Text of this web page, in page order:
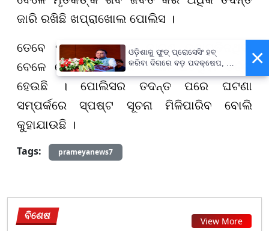
ଜାରି ରଖିଛି ଖପ୍ରାଖୋଲ ପୋଲିସ ।
ତେବେ ମୃତ୍ୟୁର ପ୍ରକୃତ କାରଣ ଜଣାପଡିନଥିବା
ବେଳେ ଦେଶୀ ମଦ ପିଇ ଏଭଳି ଘଟିଥିବା ଚର୍ଚ୍ଚା
ହେଉଛି । ପୋଲିସର ତଦନ୍ତ ପରେ ଘଟଣା
ସମ୍ପର୍କରେ ସ୍ପଷ୍ଟ ସୂଚନା ମିଳିପାରିବ ବୋଲି
କୁହାଯାଉଛି ।
Tags:
prameyanews7
ବିଶେଷ View More
×
ଓଡ଼ିଶାକୁ ଫୁଡ୍ ପ୍ରୋସେସିଂ ହବ୍
କରିବା ଦିଗରେ ବଡ଼ ପଦକ୍ଷେପ, ୪୨
ହଜାରରୁ ଅଧିକ ନିଯୁକ୍ତି ସୁଯୋଗ